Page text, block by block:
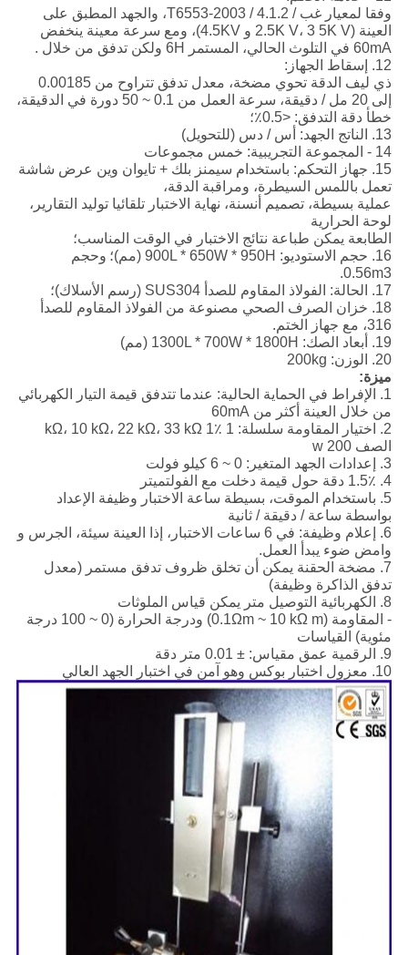
وفقا لمعيار غب / T6553-2003 / 4.1.2، والجهد المطبق على
60mA في التلوث الحالي، المستمر 6H ولكن تدفق من خلال .
12. إسقاط الجهاز:
ذي ليف الدقة تحوي مضخة، معدل تدفق تتراوح من 0.00185
إلى 20 مل / دقيقة، سرعة العمل من 0.1 ~ 50 دورة في الدقيقة،
خطأ دقة التدفق: <0.5٪؛
13. الناتج الجهد: أس / دس (للتحويل)
14 - المجموعة التجريبية: خمس مجموعات
15. جهاز التحكم: باستخدام سيمنز بلك + تايوان وين عرض شاشة
تعمل باللمس السيطرة، ومراقبة الدقة،
عملية بسيطة، تصميم أنسنة، نهاية الاختبار تلقائيا توليد التقارير،
لوحة الحرارية
الطابعة يمكن طباعة نتائج الاختبار في الوقت المناسب؛
16. حجم الاستوديو: 900L * 650W * 950H (مم)؛
وحجم
0.56m3.
17. الحالة: الفولاذ المقاوم للصدأ SUS304 (رسم الأسلاك)؛
18. خزان الصرف الصحي مصنوعة من الفولاذ المقاوم للصدأ
316، مع جهاز الختم.
19. أبعاد الصك: 1300L * 700W * 1800H (مم)
20. الوزن: 200kg
ميزة:
1. الإفراط في الحماية الحالية: عندما تتدفق قيمة التيار الكهربائي
من خلال العينة أكثر من 60mA
2. اختيار المقاومة سلسلة: 1 kΩ، 10 kΩ، 22 kΩ، 33 kΩ 1٪
الصف 200 w
3. إعدادات الجهد المتغير: 0 ~ 6 كيلو فولت
4. 1.5٪ دقة حول قيمة دخلت مع الفولتميتر
5. باستخدام الموقت، بسيطة ساعة الاختبار وظيفة الإعداد
بواسطة ساعة / دقيقة / ثانية
6. إعلام وظيفة: في 6 ساعات الاختبار، إذا العينة سيئة، الجرس و
وامض ضوء يبدأ العمل.
7. مضخة الحقنة يمكن أن تخلق ظروف تدفق مستمر (معدل
تدفق الذاكرة وظيفة)
8. الكهربائية التوصيل متر يمكن قياس الملوثات
- المقاومة (0.1Ωm ~ 10 kΩ m) ودرجة الحرارة (0 ~ 100 درجة
مئوية) القياسات
9. الرقمية عمق مقياس: ± 0.01 متر دقة
10. معزول اختبار بوكس ​​وهو آمن في اختبار الجهد العالي